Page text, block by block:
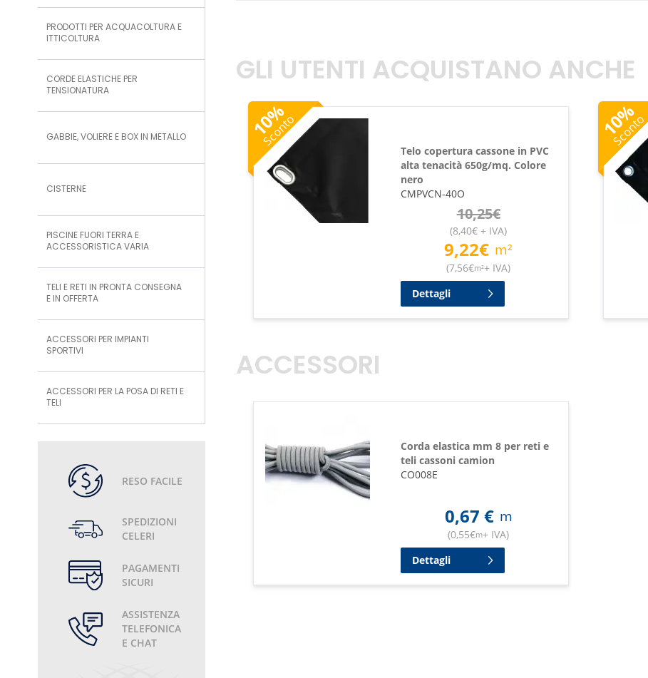
PRODOTTI PER ACQUACOLTURA E
ITTICOLTURA
CORDE ELASTICHE PER
TENSIONATURA
GABBIE, VOLIERE E BOX IN METALLO
CISTERNE
PISCINE FUORI TERRA E
ACCESSORISTICA VARIA
TELI E RETI IN PRONTA CONSEGNA
E IN OFFERTA
ACCESSORI PER IMPIANTI
SPORTIVI
ACCESSORI PER LA POSA DI RETI E
TELI
RESO FACILE
SPEDIZIONI
CELERI
PAGAMENTI
SICURI
ASSISTENZA
TELEFONICA
E CHAT
GLI UTENTI ACQUISTANO ANCHE
10
%
Sconto
Telo copertura cassone in PVC
alta tenacità 650g/mq. Colore
nero
CMPVCN-40O
10,25€
(8,40€ + IVA)
9,22€ m²
(7,56€m²+ IVA)
Dettagli
10
%
Sconto
ACCESSORI
Corda elastica mm 8 per reti e
teli cassoni camion
CO008E
0,67 € m
(0,55€m+ IVA)
Dettagli